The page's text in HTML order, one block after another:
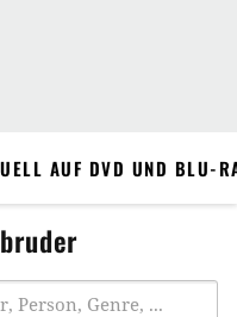
AUF DVD UND BLU-